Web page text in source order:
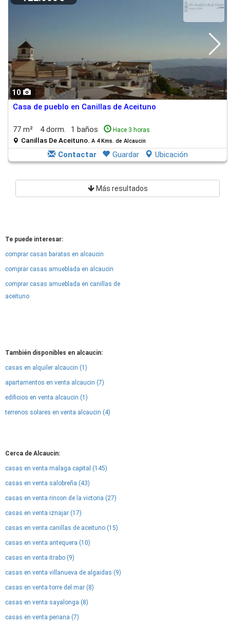
10
Casa de pueblo en Canillas de Aceituno
77 m² 4 dorm. 1 baños Hace 3 horas
Canillas De Aceituno. A 4 Kms. de Alcaucin
Contactar Guardar Ubicación
Más resultados
Te puede interesar:
comprar casas baratas en alcaucin
comprar casas amueblada en alcaucin
comprar casas amueblada en canillas de
aceituno
También disponibles en alcaucin:
casas en alquiler alcaucin (1)
apartamentos en venta alcaucin (7)
edificios en venta alcaucin (1)
terrenos solares en venta alcaucin (4)
Cerca de Alcaucin:
casas en venta malaga capital (145)
casas en venta salobreña (43)
casas en venta rincon de la victoria (27)
casas en venta iznajar (17)
casas en venta canillas de aceituno (15)
casas en venta antequera (10)
casas en venta itrabo (9)
casas en venta villanueva de algaidas (9)
casas en venta torre del mar (8)
casas en venta sayalonga (8)
casas en venta periana (7)